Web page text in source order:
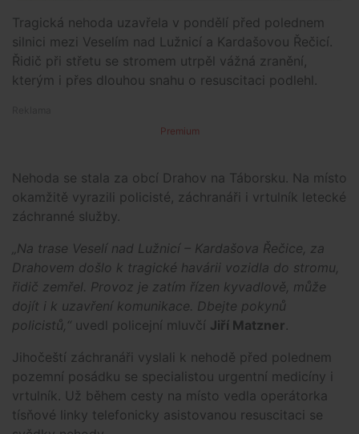
Tragická nehoda uzavřela v pondělí před polednem
silnici mezi Veselím nad Lužnicí a Kardašovou Řečicí.
Řidič při střetu se stromem utrpěl vážná zranění,
kterým i přes dlouhou snahu o resuscitaci podlehl.
Premium
Nehoda se stala za obcí Drahov na Táborsku. Na místo
okamžitě vyrazili policisté, záchranáři i vrtulník letecké
záchranné služby.
„Na trase Veselí nad Lužnicí – Kardašova Řečice, za
Drahovem došlo k tragické havárii vozidla do stromu,
řidič zemřel. Provoz je zatím řízen kyvadlově, může
dojít i k uzavření komunikace. Dbejte pokynů
policistů,“ uvedl policejní mluvčí Jiří Matzner.
Jihočeští záchranáři vyslali k nehodě před polednem
pozemní posádku se specialistou urgentní medicíny i
vrtulník. Už během cesty na místo vedla operátorka
tísňové linky telefonicky asistovanou resuscitaci se